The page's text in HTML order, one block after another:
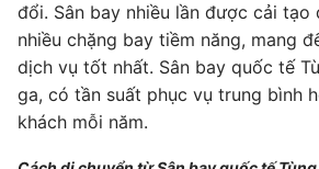
đổi. Sân bay nhiều lần được cải tạo
nhiều chặng bay tiềm năng, mang
dịch vụ tốt nhất. Sân bay quốc tế
ga, có tần suất phục vụ trung bình
khách mỗi năm.